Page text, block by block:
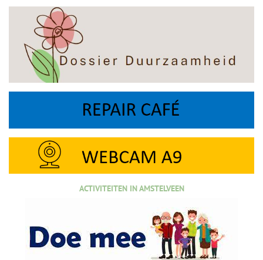
ACTIVITEITEN IN AMSTELVEEN